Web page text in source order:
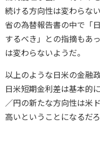
続ける方向性は変わらな
省の為替報告書の中で「
するべき」との指摘もあ
は変わらないようだ。
以上のような日米の金融
日米短期金利差は基本的
／円の新たな方向性は米
高いということになるだろ